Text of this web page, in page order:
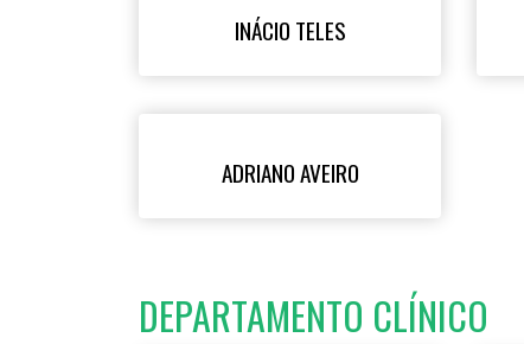
INÁCIO TELES
ADRIANO AVEIRO
DEPARTAMENTO CLÍNICO